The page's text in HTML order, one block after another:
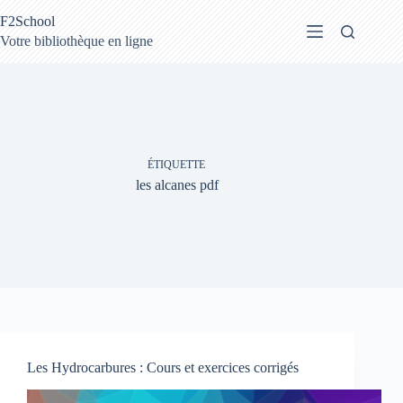
au
contenu
F2School
Votre bibliothèque en ligne
ÉTIQUETTE
les alcanes pdf
Les Hydrocarbures : Cours et exercices corrigés